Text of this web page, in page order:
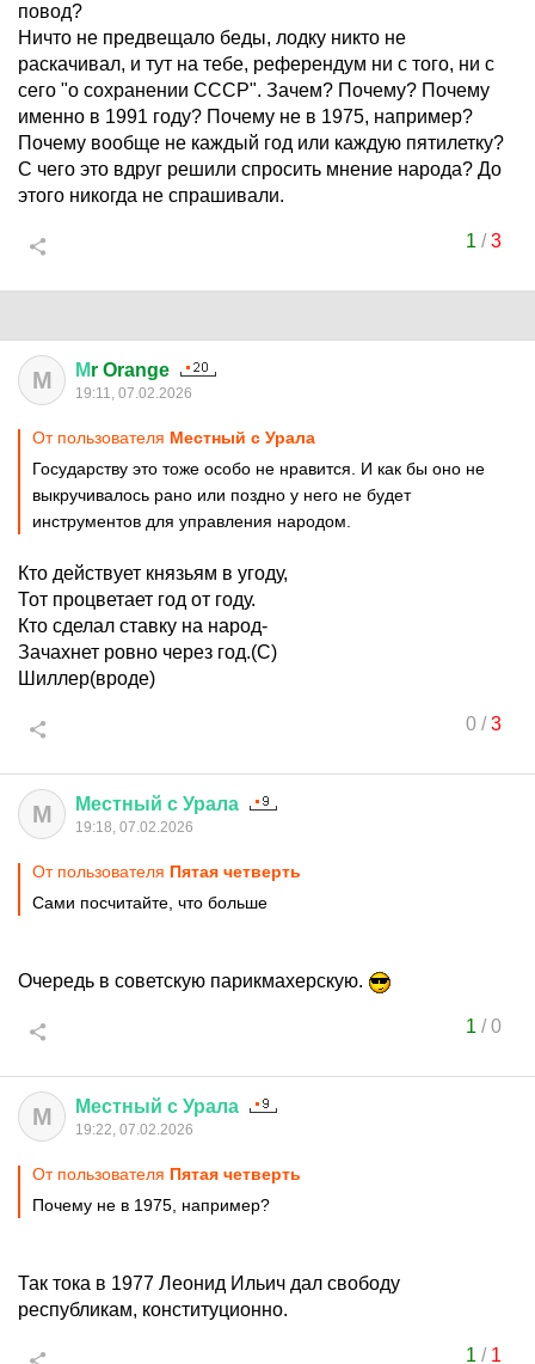
повод?
Ничто не предвещало беды, лодку никто не
раскачивал, и тут на тебе, референдум ни с того, ни с
сего "о сохранении СССР". Зачем? Почему? Почему
именно в 1991 году? Почему не в 1975, например?
Почему вообще не каждый год или каждую пятилетку?
С чего это вдруг решили спросить мнение народа? До
этого никогда не спрашивали.
1 /3
М Мr Orange
19:11, 07.02.2026
От пользователя Местный с Урала
Государству это тоже особо не нравится. И как бы оно не
выкручивалось рано или поздно у него не будет
инструментов для управления народом.
Кто действует князьям в угоду,
Тот процветает год от году.
Кто сделал ставку на народ-
Зачахнет ровно через год.(С)
Шиллер(вроде)
0/3
М Местный с Урала
19:18, 07.02.2026
От пользователя Пятая четверть
Сами посчитайте, что больше
Очередь в советскую парикмахерскую.
1 /0
М Местный с Урала
19:22, 07.02.2026
От пользователя Пятая четверть
Почему не в 1975, например?
Так тока в 1977 Леонид Ильич дал свободу
республикам, конституционно.
1 / 1